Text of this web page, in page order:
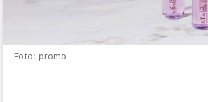
Foto: promo